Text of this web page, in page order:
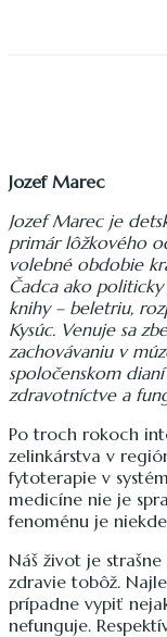
Jozef Marec
Jozef Marec je
primár lôžkového
volebné obdobie
Čadca ako politicky
knihy – beletriu,
Kysúc. Venuje sa
zachovávaniu v
spoločenskom
zdravotníctve a
Po troch rokoch
zelinkárstva v
fytoterapie v
medicíne nie je
fenoménu je
Náš život je
zdravie tobôž.
prípadne vypiť
nefunguje.